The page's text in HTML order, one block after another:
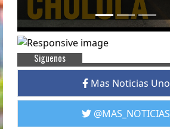
Siguenos
Mas Noticias Uno
@MAS_NOTICIAS